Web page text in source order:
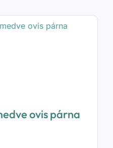
ovis párna